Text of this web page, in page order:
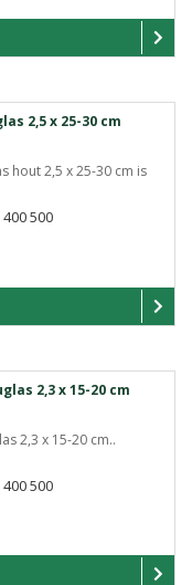
2,5 x 25-30 cm
hout 2,5 x 25-30 cm is
500
2,3 x 15-20 cm
2,3 x 15-20 cm..
500